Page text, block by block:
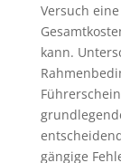
Versuch
kann.
gängige